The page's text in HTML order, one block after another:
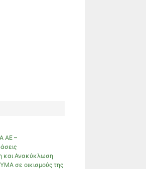
ΑΕ –
και Ανακύκλωση
σε οικισμούς της